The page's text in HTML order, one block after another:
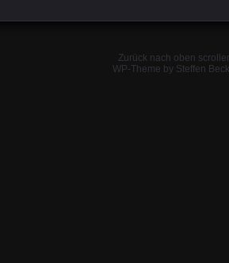
Zurück nach oben
WP-Theme by Steffen